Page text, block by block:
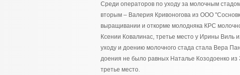
Среди операторов по уходу за молочным
вторым – Валерия Кривоногова из ООО
выращивании и откорме молодняка КРС
Ксении Ковалинас, третье место у Ирины Виль
уходу и доению молочного стада стала Вера
доения не было равных Наталье Козодоенко
третье место.